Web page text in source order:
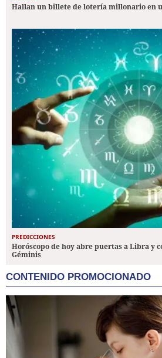
Hallan un billete de lotería millonario en
PREDICCIONES
Horóscopo de hoy abre puertas a Libra y
Géminis
CONTENIDO PROMOCIONADO